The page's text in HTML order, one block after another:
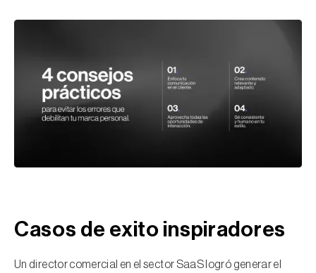
Casos de exito inspiradores
Un director comercial en el sector SaaS logró generar el